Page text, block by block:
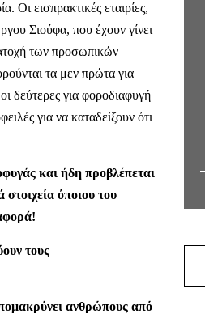
Οι εισπρακτικές εταιρίες,
Σιούφα, που έχουν γίνει
των προσωπικών
τα μεν πρώτα για
δεύτερες για φοροδιαφυγή
για να καταδείξουν ότι
και ήδη προβλέπεται
όποιου του
τους
ανθρώπους από